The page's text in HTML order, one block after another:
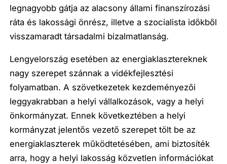
legnagyobb gátja az alacsony állami finanszírozási
ráta és lakossági önrész, illetve a szocialista időkből
visszamaradt társadalmi bizalmatlanság.
Lengyelország esetében az energiaklasztereknek
nagy szerepet szánnak a vidékfejlesztési
folyamatban. A szövetkezetek kezdeményezői
leggyakrabban a helyi vállalkozások, vagy a helyi
önkormányzat. Ennek következtében a helyi
kormányzat jelentős vezető szerepet tölt be az
energiaklaszterek működtetésében, ami biztosíték
arra, hogy a helyi lakosság közvetlen információkat